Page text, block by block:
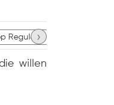
Regulator
›
willen